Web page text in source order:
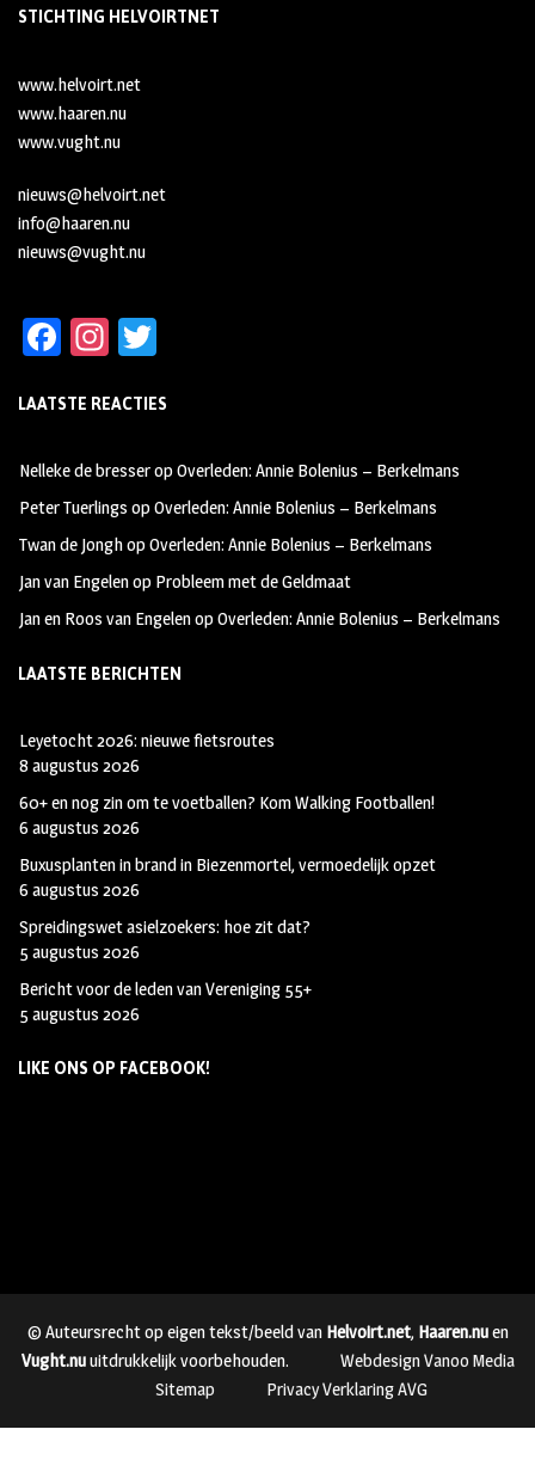
STICHTING HELVOIRTNET
www.helvoirt.net
www.haaren.nu
www.vught.nu
nieuws@helvoirt.net
info@haaren.nu
nieuws@vught.nu
Fa
b
oo
k
In
ag
m
tt
LAATSTE REACTIES
Nelleke de bresseropOverleden: Annie Bolenius – Berkelmans
Peter Tuerlings opOverleden: Annie Bolenius – Berkelmans
Twan de JonghopOverleden: Annie Bolenius – Berkelmans
Jan van Engelenop Probleem met de Geldmaat
Jan en Roos van EngelenopOverleden: Annie Bolenius – Berkelmans
LAATSTE BERICHTEN
Leyetocht 2026: nieuwe fietsroutes
8 augustus 2026
60+ en nog zin om te voetballen? Kom Walking Footballen!
6 augustus 2026
Buxusplanten in brand in Biezenmortel, vermoedelijk opzet
6 augustus 2026
Spreidingswet asielzoekers: hoe zit dat?
5 augustus 2026
Bericht voor de leden van Vereniging 55+
5 augustus 2026
LIKE ONS OP FACEBOOK!
© Auteursrecht op eigen tekst/beeld van Helvoirt.net, Haaren.nuen
Vught.nuuitdrukkelijk voorbehouden.
Webdesign Vanoo Media
Sitemap
Privacy Verklaring AVG